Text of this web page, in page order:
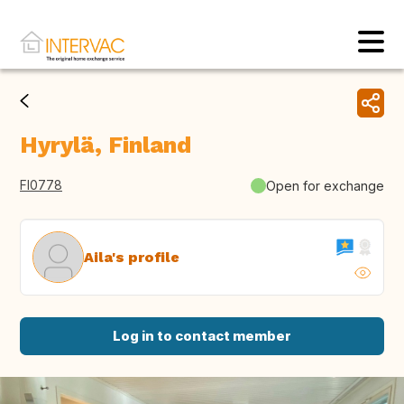
Hyrylä, Finland
FI0778 Open for exchange
Aila's profile
Log in to contact member